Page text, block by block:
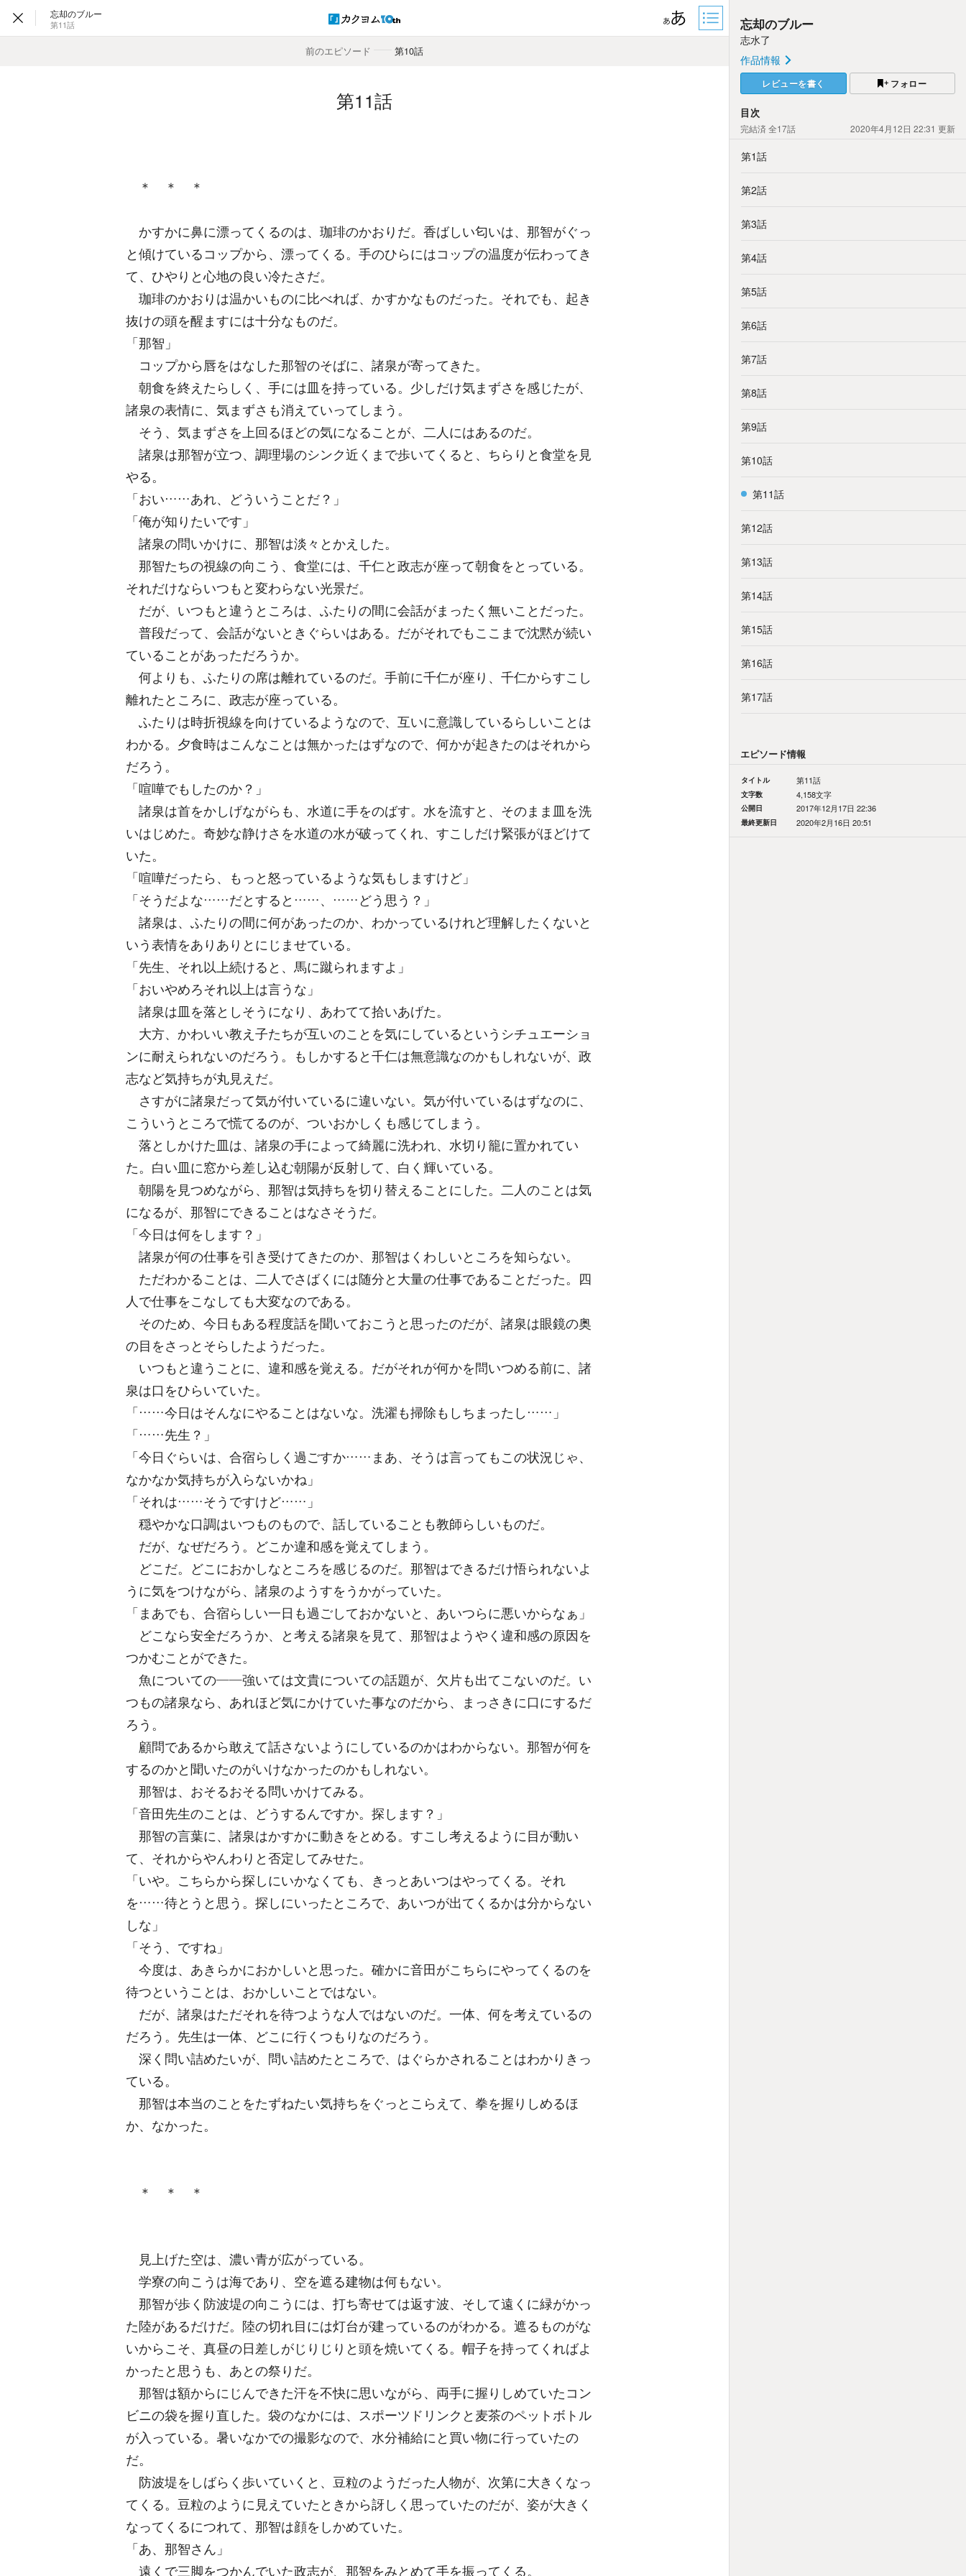
忘却のブルー
第11話
前のエピソード
―― 第10話
第11話
＊ ＊ ＊
かすかに鼻に漂ってくるのは、珈琲のかおりだ。香ばしい匂いは、那智がぐっ
と傾けているコップから、漂ってくる。手のひらにはコップの温度が伝わってき
て、ひやりと心地の良い冷たさだ。
珈琲のかおりは温かいものに比べれば、かすかなものだった。それでも、起き
抜けの頭を醒ますには十分なものだ。
「那智」
コップから唇をはなした那智のそばに、諸泉が寄ってきた。
朝食を終えたらしく、手には皿を持っている。少しだけ気まずさを感じたが、
諸泉の表情に、気まずさも消えていってしまう。
そう、気まずさを上回るほどの気になることが、二人にはあるのだ。
諸泉は那智が立つ、調理場のシンク近くまで歩いてくると、ちらりと食堂を見
やる。
「おい……あれ、どういうことだ？」
「俺が知りたいです」
諸泉の問いかけに、那智は淡々とかえした。
那智たちの視線の向こう、食堂には、千仁と政志が座って朝食をとっている。
それだけならいつもと変わらない光景だ。
だが、いつもと違うところは、ふたりの間に会話がまったく無いことだった。
普段だって、会話がないときぐらいはある。だがそれでもここまで沈黙が続い
ていることがあっただろうか。
何よりも、ふたりの席は離れているのだ。手前に千仁が座り、千仁からすこし
離れたところに、政志が座っている。
ふたりは時折視線を向けているようなので、互いに意識しているらしいことは
わかる。夕食時はこんなことは無かったはずなので、何かが起きたのはそれから
だろう。
「喧嘩でもしたのか？」
諸泉は首をかしげながらも、水道に手をのばす。水を流すと、そのまま皿を洗
いはじめた。奇妙な静けさを水道の水が破ってくれ、すこしだけ緊張がほどけて
いた。
「喧嘩だったら、もっと怒っているような気もしますけど」
「そうだよな……だとすると……、……どう思う？」
諸泉は、ふたりの間に何があったのか、わかっているけれど理解したくないと
いう表情をありありとにじませている。
「先生、それ以上続けると、馬に蹴られますよ」
「おいやめろそれ以上は言うな」
諸泉は皿を落としそうになり、あわてて拾いあげた。
大方、かわいい教え子たちが互いのことを気にしているというシチュエーショ
ンに耐えられないのだろう。もしかすると千仁は無意識なのかもしれないが、政
志など気持ちが丸見えだ。
さすがに諸泉だって気が付いているに違いない。気が付いているはずなのに、
こういうところで慌てるのが、ついおかしくも感じてしまう。
落としかけた皿は、諸泉の手によって綺麗に洗われ、水切り籠に置かれてい
た。白い皿に窓から差し込む朝陽が反射して、白く輝いている。
朝陽を見つめながら、那智は気持ちを切り替えることにした。二人のことは気
になるが、那智にできることはなさそうだ。
「今日は何をします？」
諸泉が何の仕事を引き受けてきたのか、那智はくわしいところを知らない。
ただわかることは、二人でさばくには随分と大量の仕事であることだった。四
人で仕事をこなしても大変なのである。
そのため、今日もある程度話を聞いておこうと思ったのだが、諸泉は眼鏡の奥
の目をさっとそらしたようだった。
いつもと違うことに、違和感を覚える。だがそれが何かを問いつめる前に、諸
泉は口をひらいていた。
「……今日はそんなにやることはないな。洗濯も掃除もしちまったし……」
「……先生？」
「今日ぐらいは、合宿らしく過ごすか……まあ、そうは言ってもこの状況じゃ、
なかなか気持ちが入らないかね」
「それは……そうですけど……」
穏やかな口調はいつものもので、話していることも教師らしいものだ。
だが、なぜだろう。どこか違和感を覚えてしまう。
どこだ。どこにおかしなところを感じるのだ。那智はできるだけ悟られないよ
うに気をつけながら、諸泉のようすをうかがっていた。
「まあでも、合宿らしい一日も過ごしておかないと、あいつらに悪いからなぁ」
どこなら安全だろうか、と考える諸泉を見て、那智はようやく違和感の原因を
つかむことができた。
魚についての――強いては文貴についての話題が、欠片も出てこないのだ。い
つもの諸泉なら、あれほど気にかけていた事なのだから、まっさきに口にするだ
ろう。
顧問であるから敢えて話さないようにしているのかはわからない。那智が何を
するのかと聞いたのがいけなかったのかもしれない。
那智は、おそるおそる問いかけてみる。
「音田先生のことは、どうするんですか。探します？」
那智の言葉に、諸泉はかすかに動きをとめる。すこし考えるように目が動い
て、それからやんわりと否定してみせた。
「いや。こちらから探しにいかなくても、きっとあいつはやってくる。それ
を……待とうと思う。探しにいったところで、あいつが出てくるかは分からない
しな」
「そう、ですね」
今度は、あきらかにおかしいと思った。確かに音田がこちらにやってくるのを
待つということは、おかしいことではない。
だが、諸泉はただそれを待つような人ではないのだ。一体、何を考えているの
だろう。先生は一体、どこに行くつもりなのだろう。
深く問い詰めたいが、問い詰めたところで、はぐらかされることはわかりきっ
ている。
那智は本当のことをたずねたい気持ちをぐっとこらえて、拳を握りしめるほ
か、なかった。
＊ ＊ ＊
見上げた空は、濃い青が広がっている。
学寮の向こうは海であり、空を遮る建物は何もない。
那智が歩く防波堤の向こうには、打ち寄せては返す波、そして遠くに緑がかっ
た陸があるだけだ。陸の切れ目には灯台が建っているのがわかる。遮るものがな
いからこそ、真昼の日差しがじりじりと頭を焼いてくる。帽子を持ってくればよ
かったと思うも、あとの祭りだ。
那智は額からにじんできた汗を不快に思いながら、両手に握りしめていたコン
ビニの袋を握り直した。袋のなかには、スポーツドリンクと麦茶のペットボトル
が入っている。暑いなかでの撮影なので、水分補給にと買い物に行っていたの
だ。
防波堤をしばらく歩いていくと、豆粒のようだった人物が、次第に大きくなっ
てくる。豆粒のように見えていたときから訝しく思っていたのだが、姿が大きく
なってくるにつれて、那智は顔をしかめていた。
「あ、那智さん」
遠くで三脚をつかんでいた政志が、那智をみとめて手を振ってくる。
忘却のブルー
志水了
作品情報
レビューを書く フォロー
目次
完結済全17話 2020年4月12日 22:31 更新
第1話
第2話
第3話
第4話
第5話
第6話
第7話
第8話
第9話
第10話
第11話
第12話
第13話
第14話
第15話
第16話
第17話
エピソード情報
タイトル 第11話
文字数 4,158文字
公開日 2017年12月17日 22:36
最終更新日 2020年2月16日 20:51